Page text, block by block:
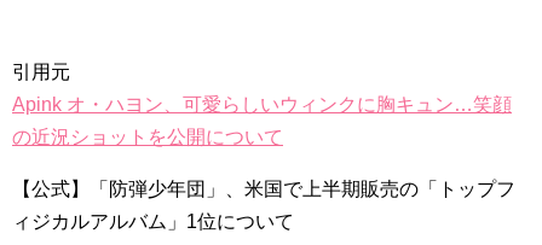
Powered by livedoor 相互RSS
引用元
Apink オ・ハヨン、可愛らしいウィンクに胸キュン…笑顔
の近況ショットを公開について
【公式】「防弾少年団」、米国で上半期販売の「トップフ
ィジカルアルバム」1位について